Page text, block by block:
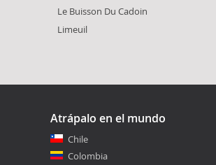
Le Buisson Du Cadoin
Limeuil
Atrápalo en el mundo
Chile
Colombia